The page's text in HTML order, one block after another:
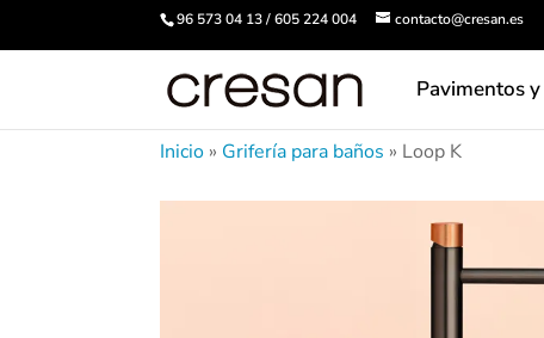
96 573 04 13 / 605 224 004 contacto@cresan.es
Pavimentos
Inicio » Grifería para baños » Loop K